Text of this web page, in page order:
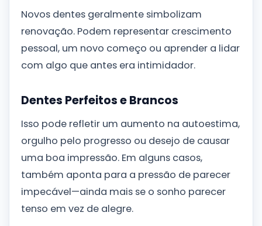
Novos dentes geralmente simbolizam
renovação. Podem representar crescimento
pessoal, um novo começo ou aprender a lidar
com algo que antes era intimidador.
Dentes Perfeitos e Brancos
Isso pode refletir um aumento na autoestima,
orgulho pelo progresso ou desejo de causar
uma boa impressão. Em alguns casos,
também aponta para a pressão de parecer
impecável—ainda mais se o sonho parecer
tenso em vez de alegre.